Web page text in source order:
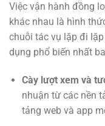
Việc vận hành đồng
khác nhau là hình
chuỗi tác vụ lặp đi
dụng phổ biến nhất
Cày lượt xem và
nhuận từ các nền
tảng web và app